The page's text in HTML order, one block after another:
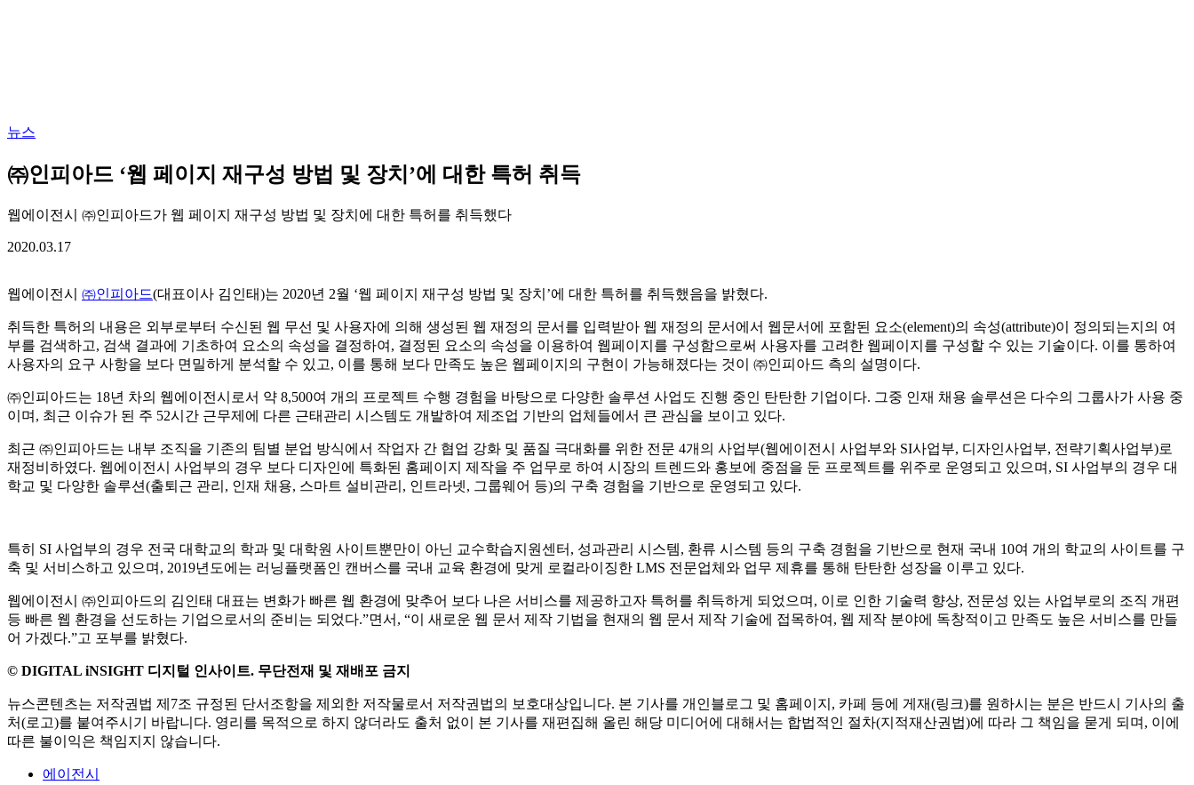
뉴스
2020.03.17
취득한 특허의 내용은 외부로부터 수신된 웹 무선 및 사용자에 의해 생성된 웹 재정의 문서를 입력받아 웹 재정의 문서에서 웹문서에 포함된 요소(element)의 속성(attribute)이 정의되는지의 여
사용자의 요구 사항을 보다 면밀하게 분석할 수 있고, 이를 통해 보다 만족도 높은 웹페이지의 구현이 가능해졌다는 것이 ㈜인피아드 측의 설명이다.
㈜인피아드는 18년 차의 웹에이전시로서 약 8,500여 개의 프로젝트 수행 경험을 바탕으로 다양한 솔루션 사업도 진행 중인 탄탄한 기업이다. 그중 인재 채용 솔루션은 다수의 그룹사가 사용 중
최근 ㈜인피아드는 내부 조직을 기존의 팀별 분업 방식에서 작업자 간 협업 강화 및 품질 극대화를 위한 전문 4개의 사업부(웹에이전시 사업부와 SI사업부, 디자인사업부, 전략기획사업부)로
재정비하였다. 웹에이전시 사업부의 경우 보다 디자인에 특화된 홈페이지 제작을 주 업무로 하여 시장의 트렌드와 홍보에 중점을 둔 프로젝트를 위주로 운영되고 있으며, SI 사업부의 경우 대
학교 및 다양한 솔루션(출퇴근 관리, 인재 채용, 스마트 설비관리, 인트라넷, 그룹웨어 등)의 구축 경험을 기반으로 운영되고 있다.
특히 SI 사업부의 경우 전국 대학교의 학과 및 대학원 사이트뿐만이 아닌 교수학습지원센터, 성과관리 시스템, 환류 시스템 등의 구축 경험을 기반으로 현재 국내 10여 개의 학교의 사이트를 구
등 빠른 웹 환경을 선도하는 기업으로서의 준비는 되었다.”면서, “이 새로운 웹 문서 제작 기법을 현재의 웹 문서 제작 기술에 접목하여, 웹 제작 분야에 독창적이고 만족도 높은 서비스를 만들
어 가겠다.”고 포부를 밝혔다.